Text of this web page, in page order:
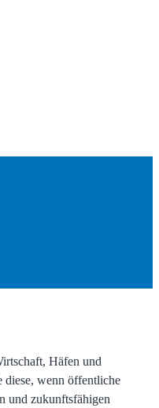
Häfen und
diese, wenn öffentliche
und zukunftsfähigen